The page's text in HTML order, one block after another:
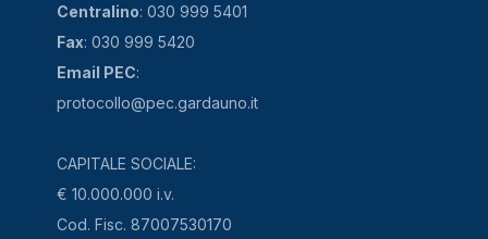
Centralino: 030 999 5401
Fax: 030 999 5420
Email PEC:
protocollo@pec.gardauno.it
CAPITALE SOCIALE:
€ 10.000.000 i.v.
Cod. Fisc. 87007530170